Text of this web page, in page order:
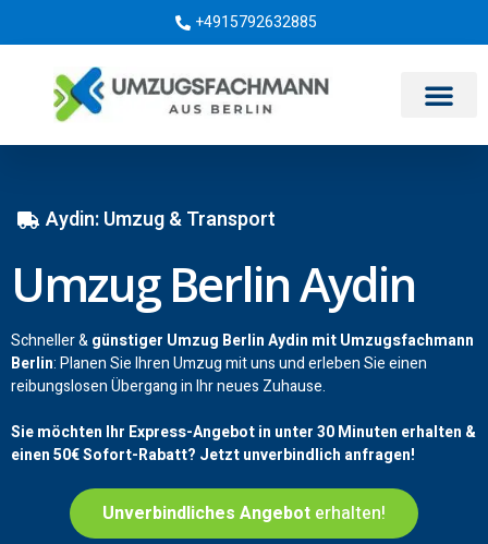
+4915792632885
Aydin: Umzug & Transport
Umzug Berlin Aydin
Schneller &günstiger Umzug Berlin Aydin mit Umzugsfachmann
Berlin: Planen Sie Ihren Umzug mit uns und erleben Sie einen
reibungslosen Übergang in Ihr neues Zuhause.
Sie möchten Ihr Express-Angebot in unter 30 Minuten erhalten &
einen50€Sofort-Rabatt? Jetzt unverbindlich anfragen!
Unverbindliches Angebot erhalten!